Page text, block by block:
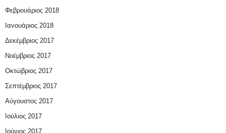
Φεβρουάριος 2018
Ιανουάριος 2018
Δεκέμβριος 2017
Νοέμβριος 2017
Οκτώβριος 2017
Σεπτέμβριος 2017
Αύγουστος 2017
Ιούλιος 2017
Ιούνιος 2017